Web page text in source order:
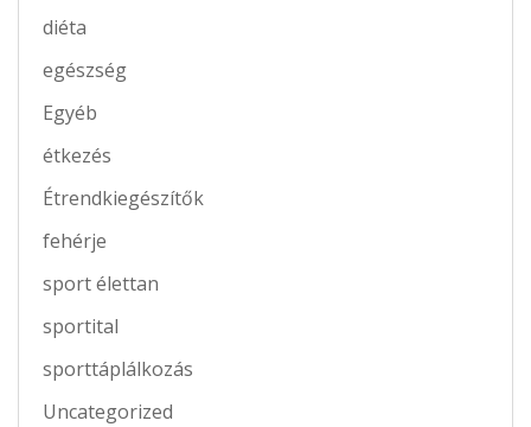
diéta
egészség
Egyéb
étkezés
Étrendkiegészítők
fehérje
sport élettan
sportital
sporttáplálkozás
Uncategorized